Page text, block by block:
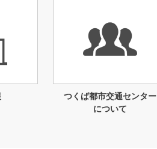
つくば都市交通センター
について